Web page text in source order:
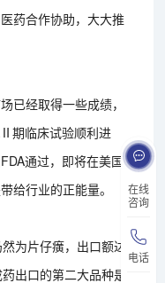
在线
咨询
电话
药合作协助，大大推
已经取得一些成绩，
期临床试验顺利进
通过，即将在美国
给行业的正能量。
为片仔癀，出口额达
出口的第二大品种是